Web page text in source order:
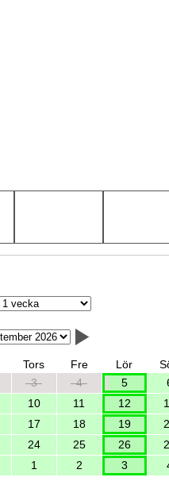
Tors Fre Lör
3 4 5
10 11 12
17 18 19
24 25 26
1 2 3